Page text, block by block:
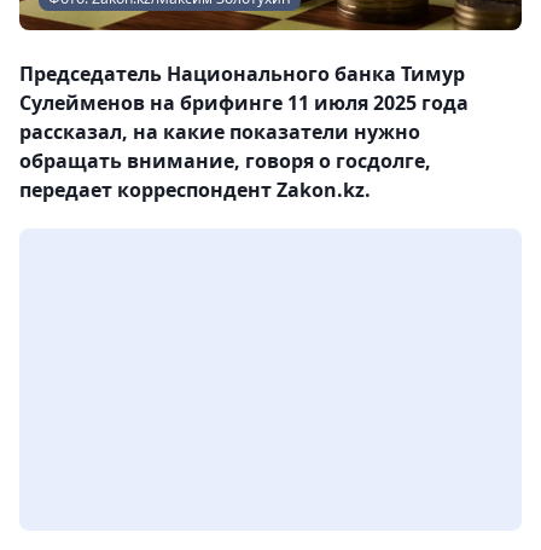
Председатель Национального банка Тимур
Сулейменов на брифинге 11 июля 2025 года
рассказал, на какие показатели нужно
обращать внимание, говоря о госдолге,
передает корреспондент Zakon.kz.